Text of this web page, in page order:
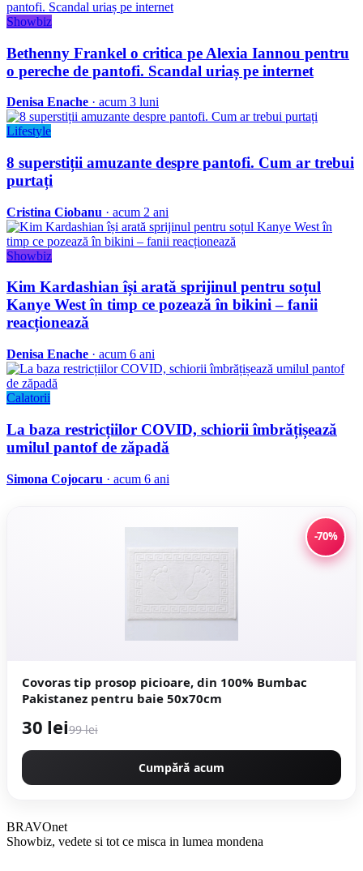
Showbiz
Bethenny Frankel o critica pe Alexia Iannou pentru
o pereche de pantofi. Scandal uriaș pe internet
Denisa Enache · acum 3 luni
Lifestyle
8 superstiții amuzante despre pantofi. Cum ar trebui
purtați
Cristina Ciobanu · acum 2 ani
Showbiz
Kim Kardashian își arată sprijinul pentru soțul
Kanye West în timp ce pozează în bikini – fanii
reacționează
Denisa Enache · acum 6 ani
Calatorii
La baza restricțiilor COVID, schiorii îmbrățișează
umilul pantof de zăpadă
Simona Cojocaru · acum 6 ani
-70%
Covoras tip prosop picioare, din 100% Bumbac
Pakistanez pentru baie 50x70cm
30 lei99 lei
Cumpără acum
BRAVOnet
Showbiz, vedete si tot ce misca in lumea mondena